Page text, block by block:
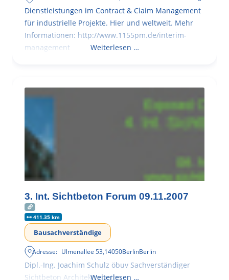
Dienstleistungen im Contract & Claim Management
für industrielle Projekte. Hier und weltweit. Mehr
Informationen: http://www.1155pm.de/interim-
management
Weiterlesen …
3. Int. Sichtbeton Forum 09.11.2007
411.35 km
Bausachverständige
Adresse: Ulmenallee 53,14050BerlinBerlin
Dipl.-Ing. Joachim Schulz öbuv Sachverständiger
Sichtbeton Architekturbeton
Weiterlesen …